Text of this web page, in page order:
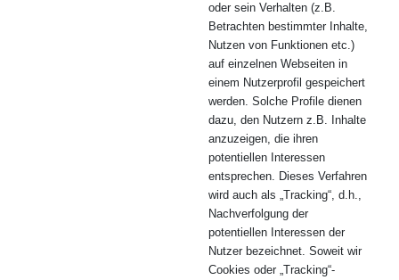
oder sein Verhalten (z.B.
Betrachten bestimmter Inhalte,
Nutzen von Funktionen etc.)
auf einzelnen Webseiten in
einem Nutzerprofil gespeichert
werden. Solche Profile dienen
dazu, den Nutzern z.B. Inhalte
anzuzeigen, die ihren
potentiellen Interessen
entsprechen. Dieses Verfahren
wird auch als „Tracking“, d.h.,
Nachverfolgung der
potentiellen Interessen der
Nutzer bezeichnet. Soweit wir
Cookies oder „Tracking“-